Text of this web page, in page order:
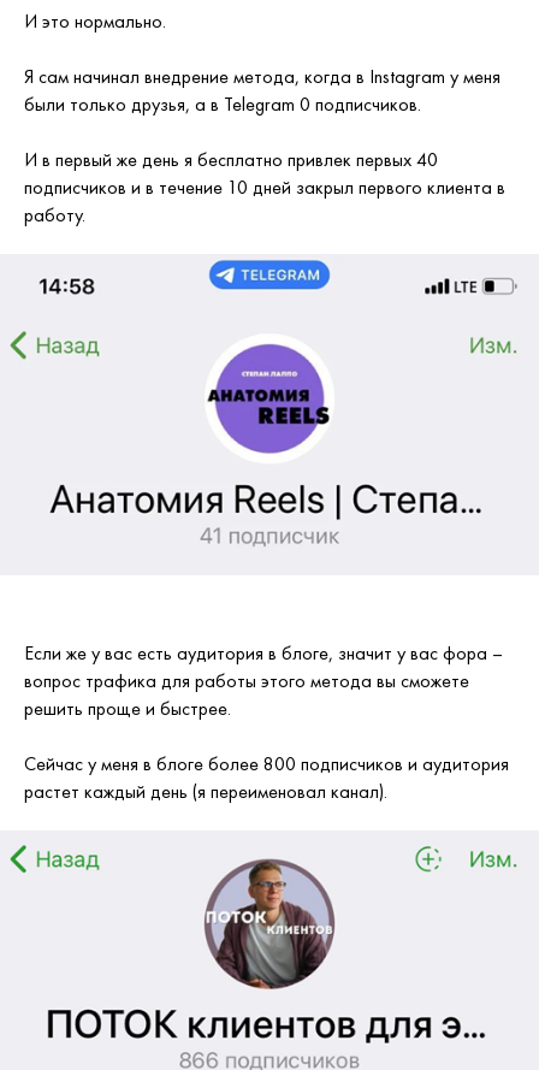
И это нормально.
Я сам начинал внедрение метода, когда в Instagram у меня
были только друзья, а в Telegram 0 подписчиков.
И в первый же день я бесплатно привлек первых 40
подписчиков и в течение 10 дней закрыл первого клиента в
работу.
Если же у вас есть аудитория в блоге, значит у вас фора –
вопрос трафика для работы этого метода вы сможете
решить проще и быстрее.
Сейчас у меня в блоге более 800 подписчиков и аудитория
растет каждый день (я переименовал канал).